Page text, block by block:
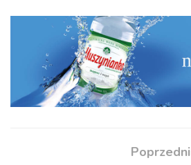
Poprzedni